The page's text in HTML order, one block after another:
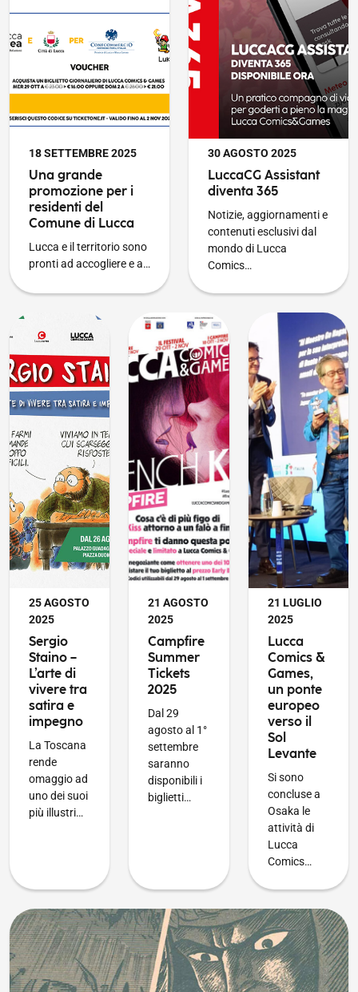
PUBBLICATO IL
18 SETTEMBRE 2025
Una grande
promozione per i
residenti del
Comune di Lucca
Lucca e il territorio sono
pronti ad accogliere e a…
PUBBLICATO IL
30 AGOSTO 2025
LuccaCG Assistant
diventa 365
Notizie, aggiornamenti e
contenuti esclusivi dal
mondo di Lucca
Comics…
PUBBLICATO IL
25 AGOSTO
2025
Sergio
Staino –
L’arte di
vivere tra
satira e
impegno
La Toscana
rende
omaggio ad
uno dei suoi
più illustri…
PUBBLICATO IL
21 AGOSTO
2025
Campfire
Summer
Tickets
2025
Dal 29
agosto al 1°
settembre
saranno
disponibili i
biglietti…
PUBBLICATO IL
21 LUGLIO
2025
Lucca
Comics &
Games,
un ponte
europeo
verso il
Sol
Levante
Si sono
concluse a
Osaka le
attività di
Lucca
Comics…